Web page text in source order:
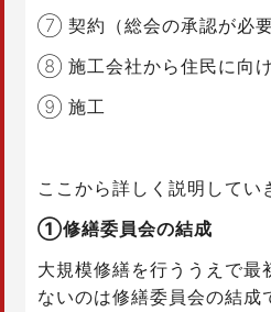
⑦ 契約（総会の承認が必要
⑧ 施工会社から住民に向
⑨ 施工
ここから詳しく説明してい
①修繕委員会の結成
大規模修繕を行ううえで最
ないのは修繕委員会の結成